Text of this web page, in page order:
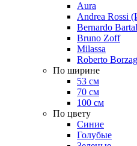
Aura
Andrea Rossi
Bernardo
Bruno Zoff
Milassa
Roberto
По ширине
53 см
70 см
100 см
По цвету
Синие
Голубые